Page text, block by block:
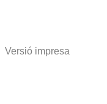
Versió impresa